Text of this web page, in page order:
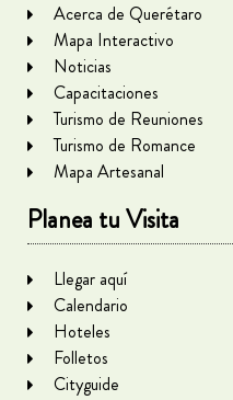
Acerca de Querétaro
Mapa Interactivo
Noticias
Capacitaciones
Turismo de Reuniones
Turismo de Romance
Mapa Artesanal
Planea tu Visita
Llegar aquí
Calendario
Hoteles
Folletos
Cityguide